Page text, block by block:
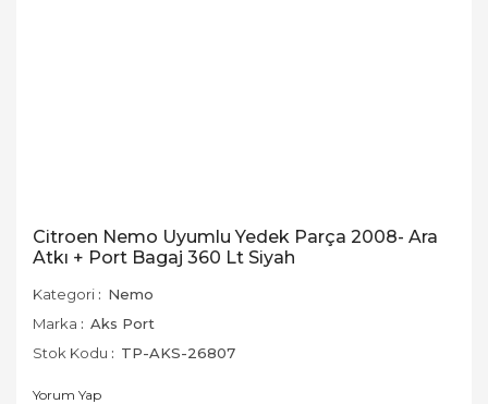
Citroen Nemo Uyumlu Yedek Parça 2008- Ara
Atkı + Port Bagaj 360 Lt Siyah
Kategori
Nemo
Marka
Aks Port
Stok Kodu
TP-AKS-26807
Yorum Yap